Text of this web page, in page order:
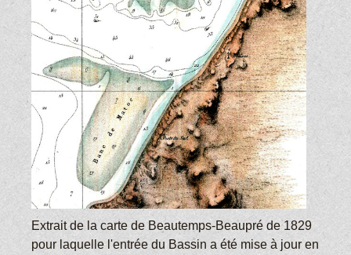
Extrait de la carte de Beautemps-Beaupré de 1829
pour laquelle l'entrée du Bassin a été mise à jour en